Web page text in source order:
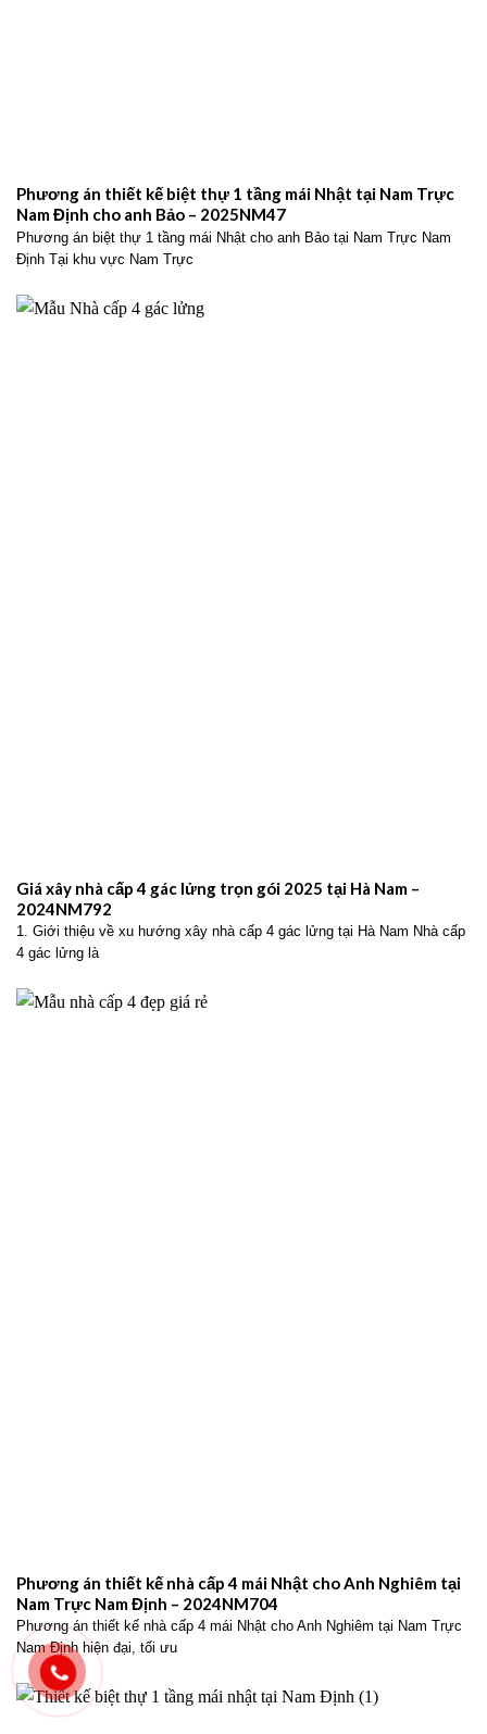
Phương án thiết kế biệt thự 1 tầng mái Nhật tại Nam Trực
Nam Định cho anh Bảo – 2025NM47
Phương án biệt thự 1 tầng mái Nhật cho anh Bảo tại Nam Trực Nam
Định Tại khu vực Nam Trực
Giá xây nhà cấp 4 gác lửng trọn gói 2025 tại Hà Nam –
2024NM792
1. Giới thiệu về xu hướng xây nhà cấp 4 gác lửng tại Hà Nam Nhà cấp
4 gác lửng là
Phương án thiết kế nhà cấp 4 mái Nhật cho Anh Nghiêm tại
Nam Trực Nam Định – 2024NM704
Phương án thiết kế nhà cấp 4 mái Nhật cho Anh Nghiêm tại Nam Trực
Nam Định hiện đại, tối ưu